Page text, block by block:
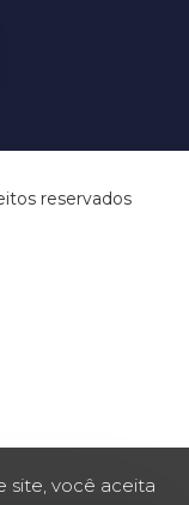
reservados
site, você aceita